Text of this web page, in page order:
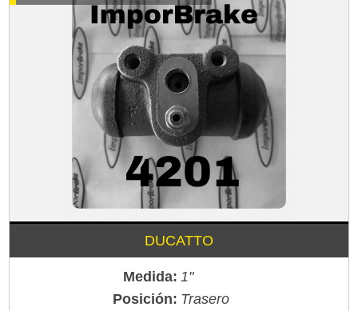
DUCATTO
Medida: 1"
Posición: Trasero